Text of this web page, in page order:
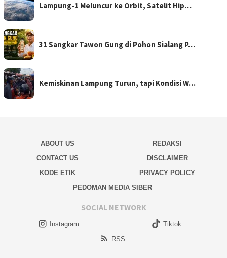
Lampung-1 Meluncur ke Orbit, Satelit Hip…
31 Sangkar Tawon Gung di Pohon Sialang P…
Kemiskinan Lampung Turun, tapi Kondisi W…
ABOUT US
REDAKSI
CONTACT US
DISCLAIMER
KODE ETIK
PRIVACY POLICY
PEDOMAN MEDIA SIBER
SOCIAL NETWORK
Instagram
Tiktok
RSS